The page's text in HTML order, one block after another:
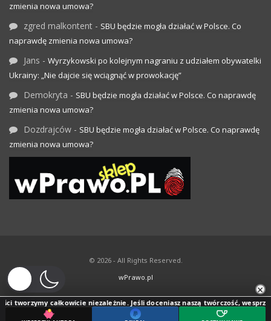
zmienia nowa umowa?
zgred malkontent - SBU będzie mogła działać w Polsce. Co
naprawdę zmienia nowa umowa?
Jans - Wyrzykowski po kolejnym nagraniu z udziałem obywatelki
Ukrainy: „Nie dajcie się wciągnąć w prowokację”
Demokryta - SBU będzie mogła działać w Polsce. Co naprawdę
zmienia nowa umowa?
Dozdrajców - SBU będzie mogła działać w Polsce. Co naprawdę
zmienia nowa umowa?
© 2026 - All Rights Reserved.
wPrawo.pl
×
tworzymy całkowicie niezależnie. Jeśli doceniasz naszą twórczość, wesprzyj